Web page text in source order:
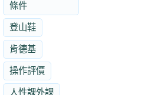
條件
登山鞋
肯德基
操作評價
人性課外課